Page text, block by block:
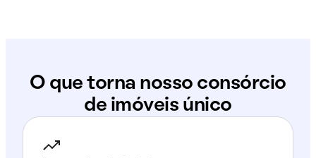
O que torna nosso consórcio
de imóveis único